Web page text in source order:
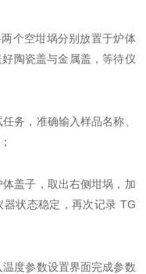
个空坩埚分别放置于炉体
陶瓷盖与金属盖，等待仪
务，准确输入样品名称、
盖子，取出右侧坩埚，加
器状态稳定，再次记录 TG
度参数设置界面完成参数